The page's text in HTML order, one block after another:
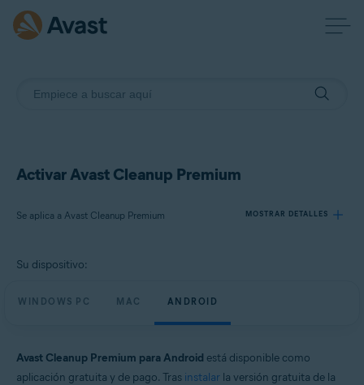
Activar Avast Cleanup Premium
Se aplica a Avast Cleanup Premium MOSTRAR DETALLES
Avast Cleanup Premium
Windows, macOS y Android
Su dispositivo:
WINDOWS PC MAC ANDROID
Avast Cleanup Premium para Android está disponible como
aplicación gratuita y de pago. Tras instalar la versión gratuita de la